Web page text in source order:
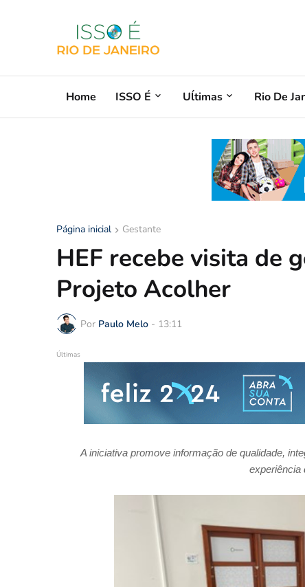
Home ISSO É Uĺtimas Rio De
Página inicial Gestante
HEF recebe visita de
Projeto Acolher
Por Paulo Melo - 13:11
Últimas
A iniciativa promove informação de qualidade,
experiência